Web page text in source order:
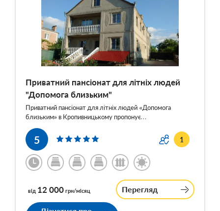
Приватний пансіонат для літніх людей
"Допомога близьким"
Приватний пансіонат для літніх людей «Допомога
близьким» в Кропивницькому пропонує…
5 1
від 12 000 грн/місяц Перегляд